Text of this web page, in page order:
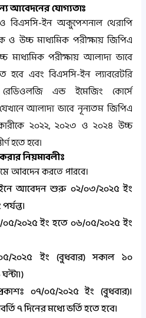
আবেদনের যোগ্যতাঃ
বিএসসি-ইন অকুপেশনাল থেরাপি
ও উচ্চ মাধ্যমিক পরীক্ষায় জিপিএ
মাধ্যমিক পরীক্ষায় আলাদা ভাবে
এবং বিএসসি-ইন ল্যাবরেটরি
এন্ড ইমেজিং কোর্সে
আলাদা ভাবে নূন্যতম জিপিএ
২০২২, ২০২৩ ও ২০২৪ উচ্চ
হতে হবে।
নিয়মাবলীঃ
আবদেন করতে পারবে।
আবেদন শুরু ০২/০৩/২০২৫ ইং
০৫/২০২৫ ইং হতে ০৬/০৫/২০২৫ ইং
০৫/২০২৫ ইং (বুধবার) সকাল ১০
০৭/০৫/২০২৫ ইং (বুধবার)।
৭ দিনের মধ্যে ভর্তি হতে হবে।